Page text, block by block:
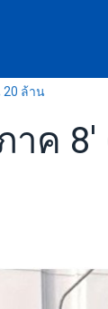
ล้าน
ค